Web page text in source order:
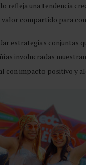
refleja una tendencia
valor compartido para
estrategias conjuntas
involucradas
con impacto positivo y